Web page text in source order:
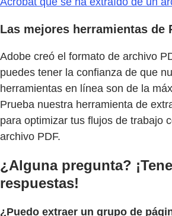
Las mejores herramientas de
Adobe creó el formato de archivo
puedes tener la confianza de que
herramientas en línea son de la
Prueba nuestra herramienta de
para optimizar tus flujos de trabajo
archivo PDF.
¿Alguna pregunta?
respuestas!
¿Puedo extraer un grupo de